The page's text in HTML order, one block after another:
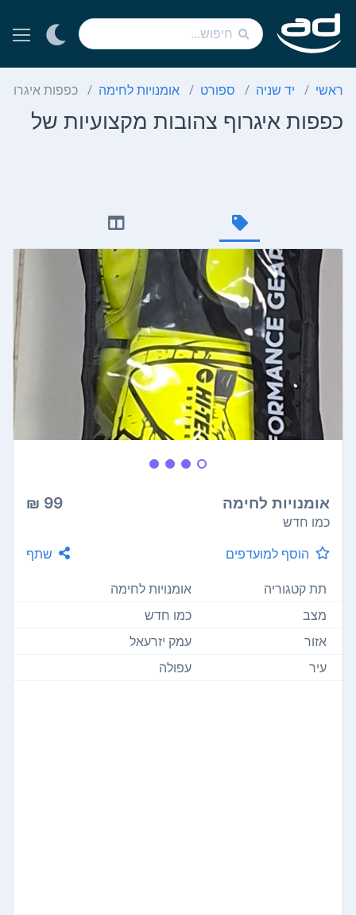
ראשי יד שניה ספורט אומנויות לחימה כפפות איגרוף
כפפות איגרוף צהובות מקצועיות של
אומנויות לחימה 99 ₪
כמו חדש
הוסף למועדפים
שתף
תת קטגוריה
אומנויות לחימה
מצב
כמו חדש
אזור
עמק יזרעאל
עיר
עפולה